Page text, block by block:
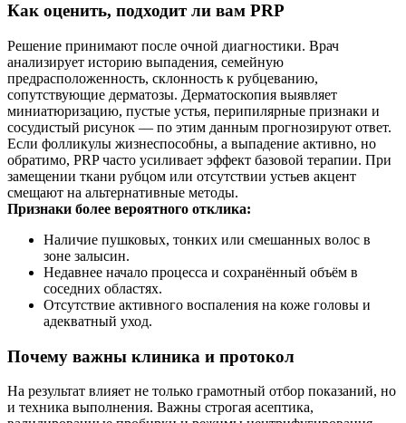
Как оценить, подходит ли вам PRP
Решение принимают после очной диагностики. Врач
анализирует историю выпадения, семейную
предрасположенность, склонность к рубцеванию,
сопутствующие дерматозы. Дерматоскопия выявляет
миниатюризацию, пустые устья, перипилярные признаки и
сосудистый рисунок — по этим данным прогнозируют ответ.
Если фолликулы жизнеспособны, а выпадение активно, но
обратимо, PRP часто усиливает эффект базовой терапии. При
замещении ткани рубцом или отсутствии устьев акцент
смещают на альтернативные методы.
Признаки более вероятного отклика:
Наличие пушковых, тонких или смешанных волос в
зоне залысин.
Недавнее начало процесса и сохранённый объём в
соседних областях.
Отсутствие активного воспаления на коже головы и
адекватный уход.
Почему важны клиника и протокол
На результат влияет не только грамотный отбор показаний, но
и техника выполнения. Важны строгая асептика,